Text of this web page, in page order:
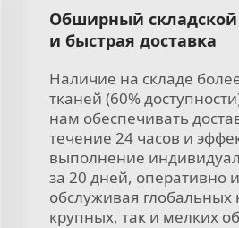
Обширный складской
и быстрая доставка
Наличие на складе
тканей (60%
нам обеспечивать
течение 24 часов и
выполнение
за 20 дней, оперативно
обслуживая глобальных
крупных, так и мелких